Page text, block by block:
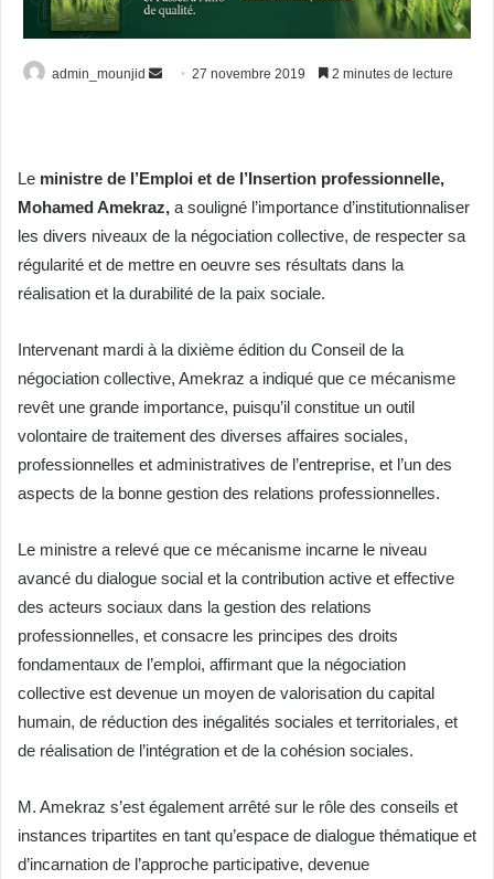
admin_mounjid
y
e
r
u
n
r
i
e
27 novembre 2019 2 minutes de lecture
Le ministre de l’Emploi et de l’Insertion professionnelle,
Mohamed Amekraz, a souligné l’importance d’institutionnaliser
les divers niveaux de la négociation collective, de respecter sa
régularité et de mettre en oeuvre ses résultats dans la
réalisation et la durabilité de la paix sociale.
Intervenant mardi à la dixième édition du Conseil de la
négociation collective, Amekraz a indiqué que ce mécanisme
revêt une grande importance, puisqu’il constitue un outil
volontaire de traitement des diverses affaires sociales,
professionnelles et administratives de l’entreprise, et l’un des
aspects de la bonne gestion des relations professionnelles.
Le ministre a relevé que ce mécanisme incarne le niveau
avancé du dialogue social et la contribution active et effective
des acteurs sociaux dans la gestion des relations
professionnelles, et consacre les principes des droits
fondamentaux de l’emploi, affirmant que la négociation
collective est devenue un moyen de valorisation du capital
humain, de réduction des inégalités sociales et territoriales, et
de réalisation de l’intégration et de la cohésion sociales.
M. Amekraz s’est également arrêté sur le rôle des conseils et
instances tripartites en tant qu’espace de dialogue thématique et
d’incarnation de l’approche participative, devenue